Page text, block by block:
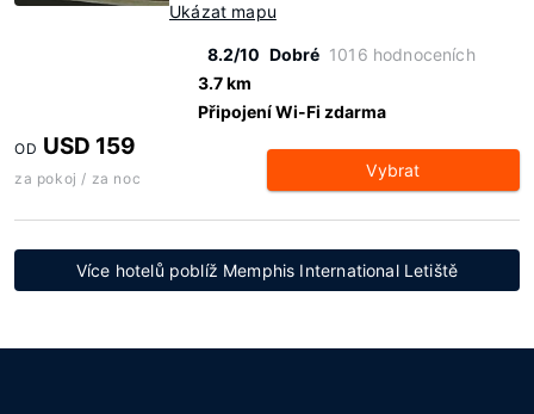
Ukázat mapu
8.2/10 Dobré 1016 hodnoceních
3.7 km
Připojení Wi-Fi zdarma
OD USD 159
za pokoj / za noc Vybrat
Více hotelů poblíž Memphis International Letiště